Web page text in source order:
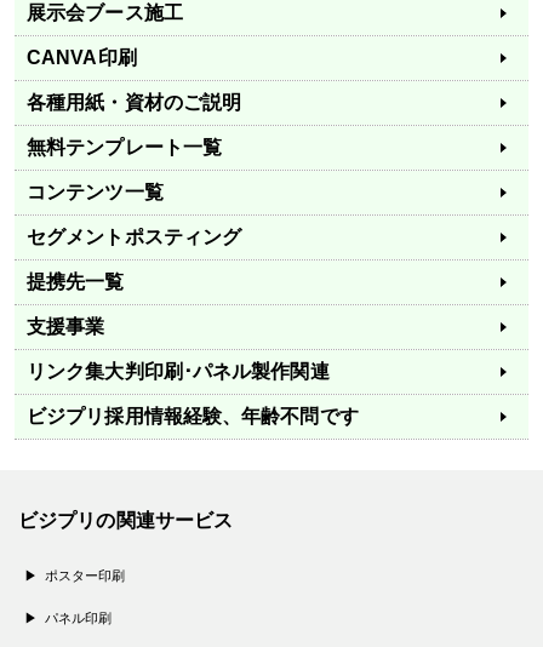
展示会ブース施工
CANVA印刷
各種用紙・資材のご説明
無料テンプレート一覧
コンテンツ一覧
セグメントポスティング
提携先一覧
支援事業
リンク集大判印刷･パネル製作関連
ビジプリ採用情報経験、年齢不問です
ビジプリの関連サービス
ポスター印刷
パネル印刷